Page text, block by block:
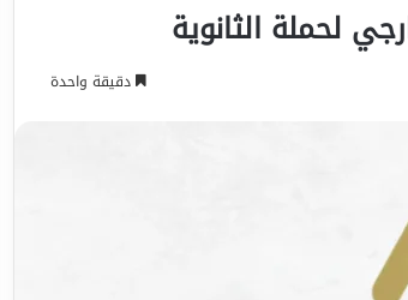
لحملة الثانوية
دقيقة واحدة